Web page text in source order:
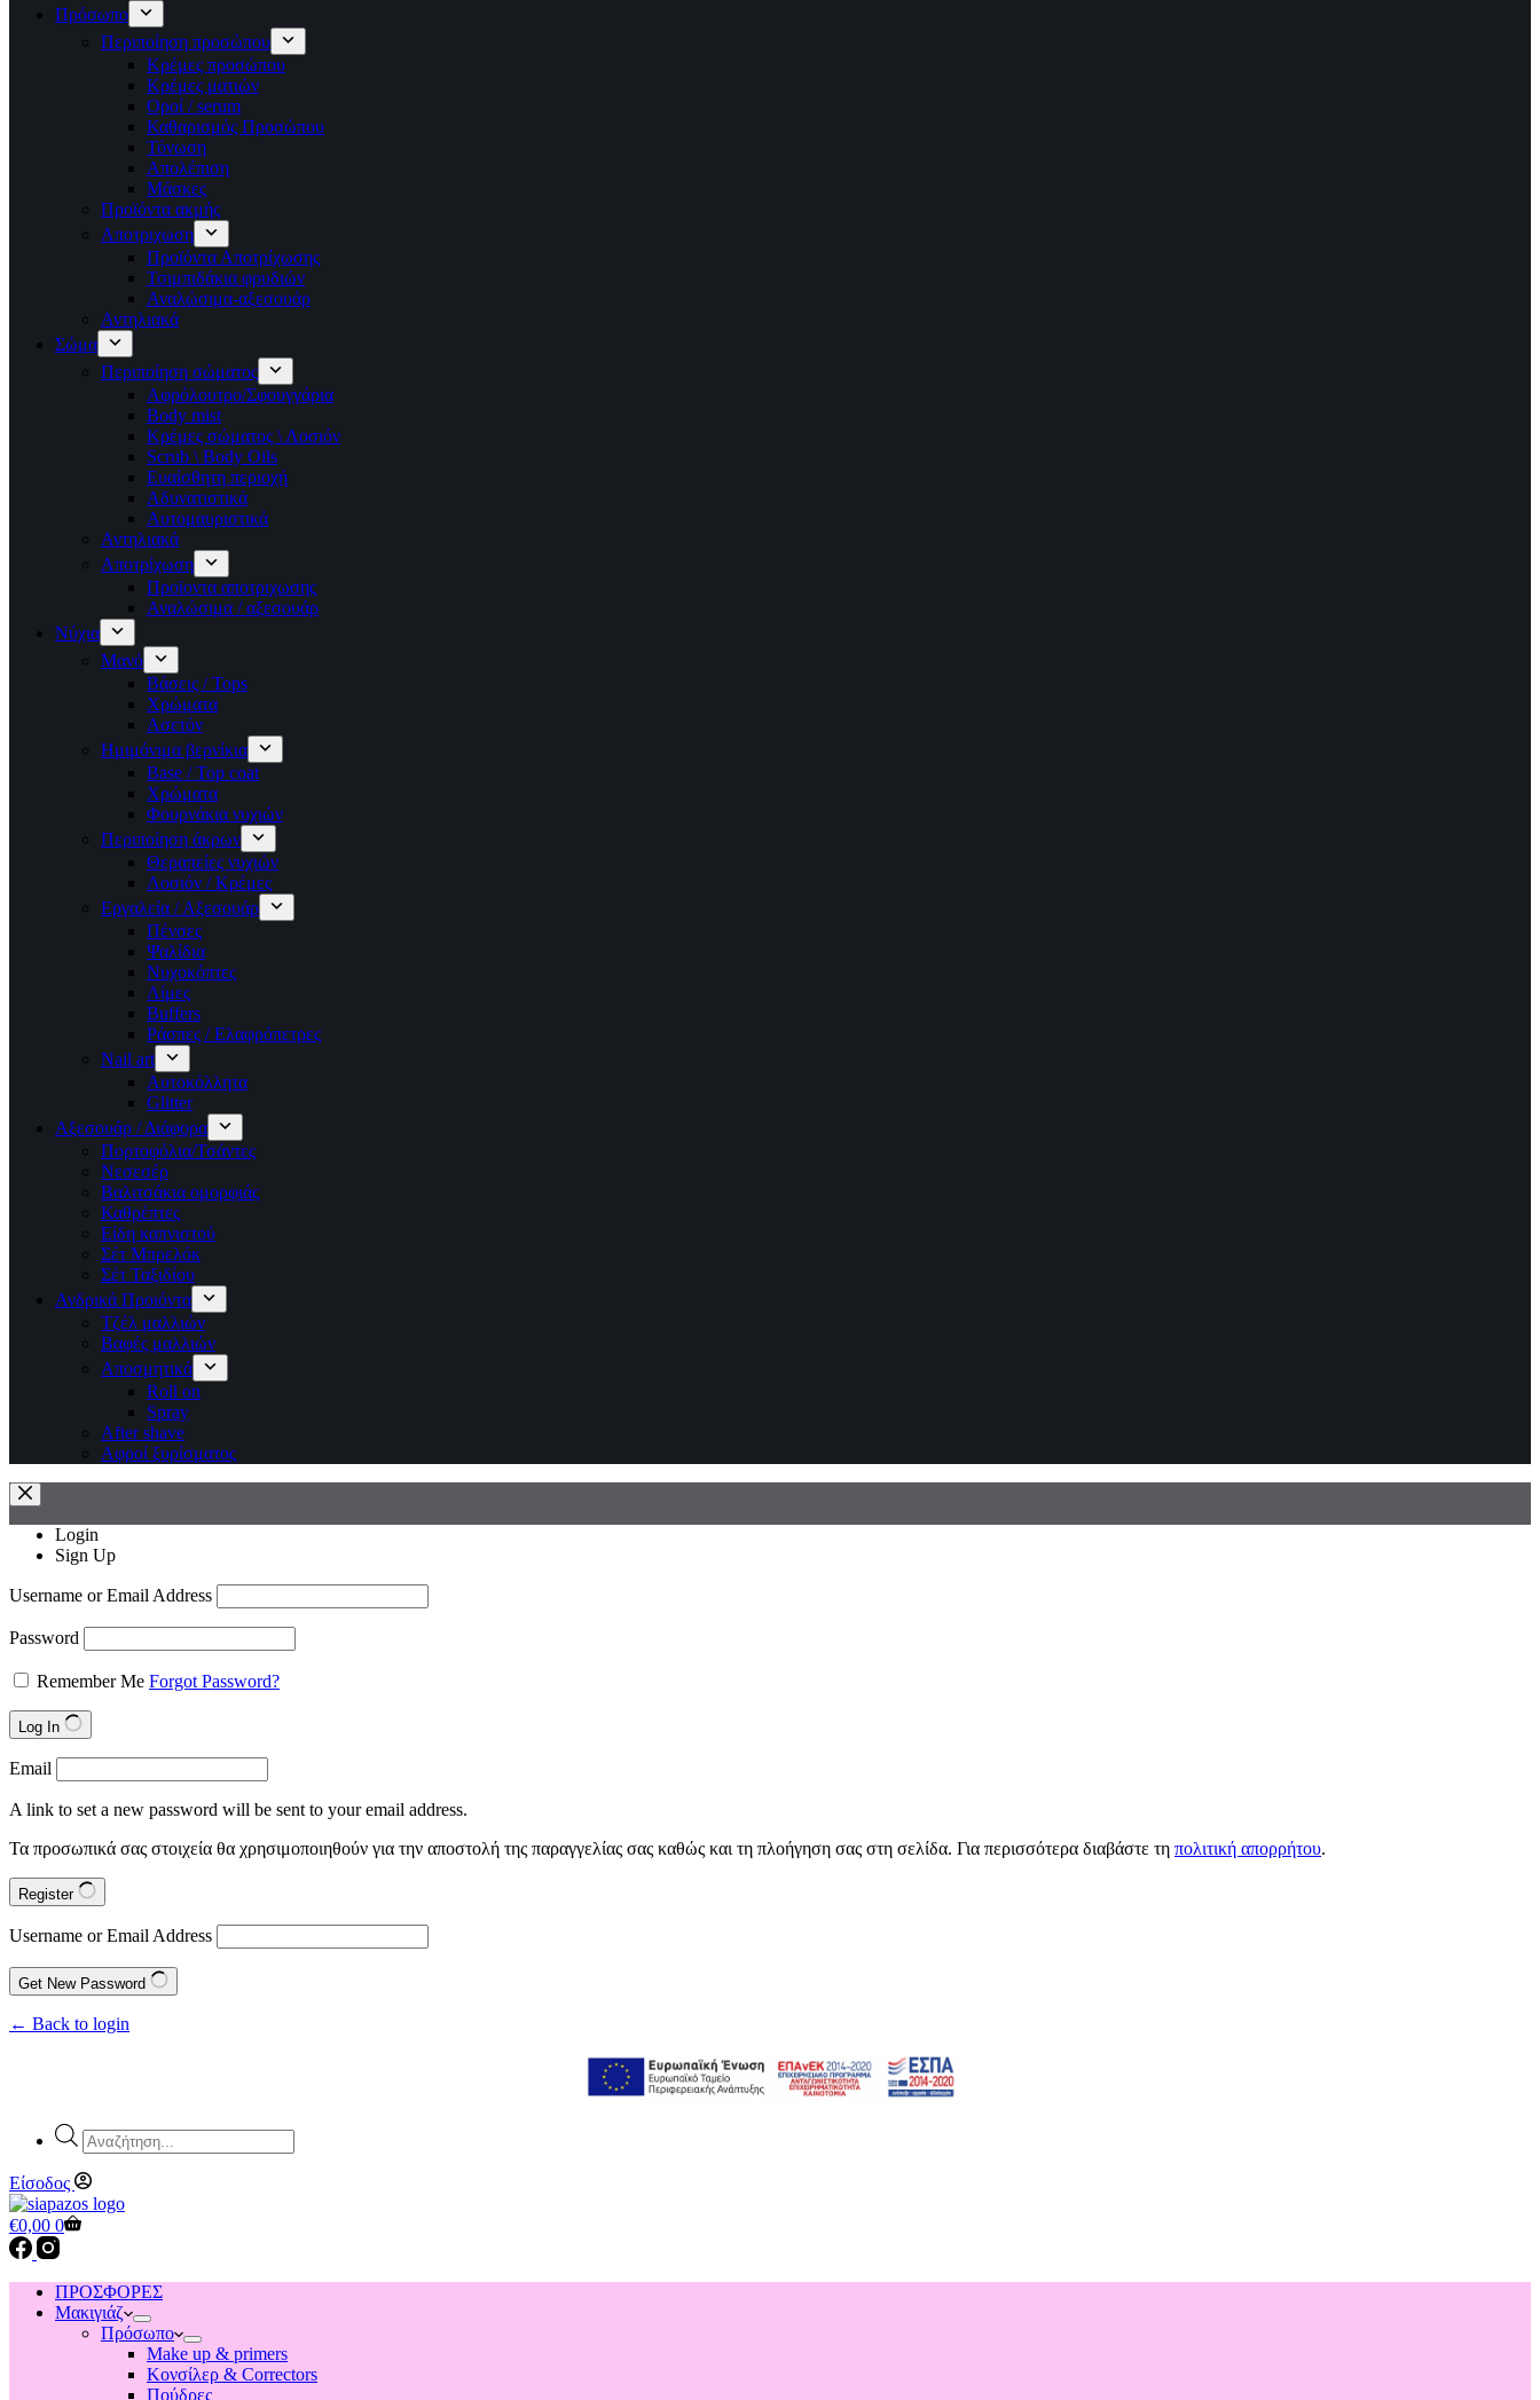
Πρόσωπο
Περιποίηση προσώπου
Κρέμες προσώπου
Κρέμες ματιών
Οροί / serum
Καθαρισμός Προσώπου
Τόνωση
Απολέπιση
Μάσκες
Προϊόντα ακμής
Αποτριχωση
Προϊόντα Αποτρίχωσης
Τσιμπιδάκια φρυδιών
Αναλώσιμα-αξεσουάρ
Αντηλιακά
Σώμα
Περιποίηση σώματος
Αφρόλουτρο/Σφουγγάρια
Body mist
Κρέμες σώματος \ Λοσιόν
Scrub \ Body Oils
Ευαίσθητη περιοχή
Αδυνατιστικά
Αυτομαυριστικά
Αντηλιακά
Αποτρίχωση
Προϊοντα αποτριχωσης
Αναλώσιμα / αξεσουάρ
Νύχια
Μανό
Βάσεις / Tops
Χρώματα
Ασετόν
Ημιμόνιμα βερνίκια
Base / Top coat
Χρώματα
Φουρνάκια νυχιών
Περιποίηση άκρων
Θεραπείες νυχιών
Λοσιόν / Κρέμες
Εργαλεία / Αξεσουάρ
Πένσες
Ψαλίδια
Νυχοκόπτες
Λίμες
Buffers
Ράσπες / Ελαφρόπετρες
Nail art
Αυτοκόλλητα
Glitter
Αξεσουάρ / Διάφορα
Πορτοφόλια/Τσάντες
Νεσεσέρ
Βαλιτσάκια ομορφιάς
Καθρέπτες
Είδη καπνιστού
Σέτ Μπρελόκ
Σέτ Ταξιδίου
Ανδρικά Προιόντα
Τζέλ μαλλιών
Βαφές μαλλιών
Αποσμητικά
Roll on
Spray
After shave
Αφροί ξυρίσματος
Login
Sign Up
Username or Email Address
Password
Remember Me Forgot Password?
Log In
Email
A link to set a new password will be sent to your email address.
Τα προσωπικά σας στοιχεία θα χρησιμοποιηθούν για την αποστολή της παραγγελίας σας καθώς και τη πλοήγηση σας στη σελίδα. Για περισσότερα διαβάστε τη πολιτική απορρήτου.
Register
Username or Email Address
Get New Password
← Back to login
Products
search
Είσοδος
Shopping
cart
€0,00 0
ΠΡΟΣΦΟΡΕΣ
Μακιγιάζ
Πρόσωπο
Make up & primers
Κονσίλερ & Correctors
Πούδρες